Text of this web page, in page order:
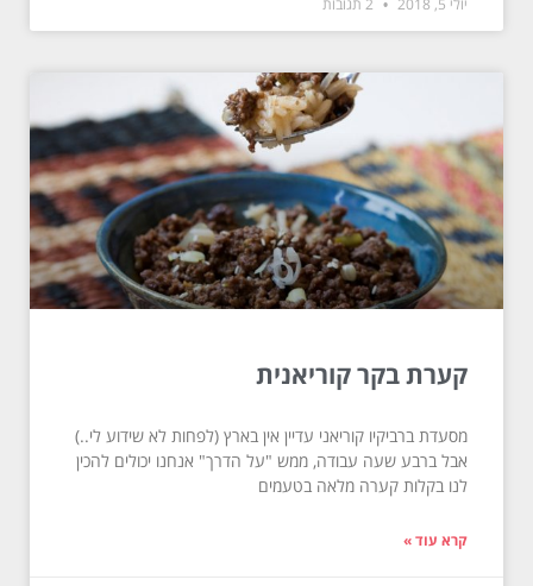
יולי 5, 2018
קערת בקר קוריאנית
מסעדת ברביקיו קוריאני עדיין אין בארץ (לפחות לא שידוע לי..)
אבל ברבע שעה עבודה, ממש "על הדרך" אנחנו יכולים להכין
לנו בקלות קערה מלאה בטעמים
קרא עוד »